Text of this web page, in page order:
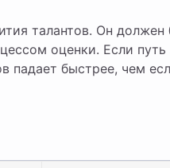
талантов. Он должен
оценки. Если путь
падает быстрее, чем